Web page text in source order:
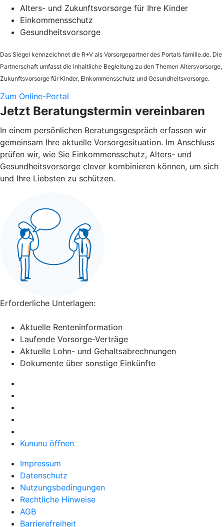
Alters- und Zukunftsvorsorge für Ihre Kinder
Einkommensschutz
Gesundheitsvorsorge
Das Siegel kennzeichnet die R+V als Vorsorgepartner des Portals familie.de. Die
Partnerschaft umfasst die inhaltliche Begleitung zu den Themen Altersvorsorge,
Zukunftsvorsorge für Kinder, Einkommensschutz und Gesundheitsvorsorge.
Zum Online-Portal
Jetzt Beratungstermin vereinbaren
In einem persönlichen Beratungsgespräch erfassen wir
gemeinsam Ihre aktuelle Vorsorgesituation. Im Anschluss
prüfen wir, wie Sie Einkommensschutz, Alters- und
Gesundheitsvorsorge clever kombinieren können, um sich
und Ihre Liebsten zu schützen.
Erforderliche Unterlagen:
Aktuelle Renteninformation
Laufende Vorsorge-Verträge
Aktuelle Lohn- und Gehaltsabrechnungen
Dokumente über sonstige Einkünfte
Kununu öffnen
Impressum
Datenschutz
Nutzungsbedingungen
Rechtliche Hinweise
AGB
Barrierefreiheit